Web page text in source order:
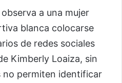
a una mujer
blanca colocarse
de redes sociales
Kimberly Loaiza, sin
no permiten identificar